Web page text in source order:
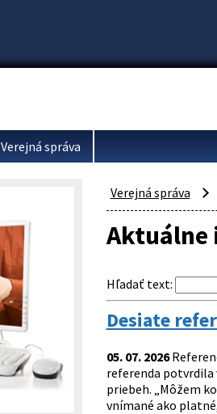
Verejná správa
Verejná správa
Aktuálne
Hľadať text:
Desiate
05. 07. 2026
referenda potvrdila
priebeh. „Môžem
vnímané ako